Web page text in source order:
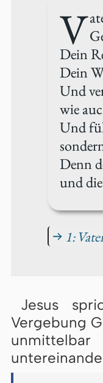
V
Dein
Dein
Und
wie
Und
Denn
und
→ 1:
Jesus
Vergebung